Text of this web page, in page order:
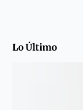
Lo Último